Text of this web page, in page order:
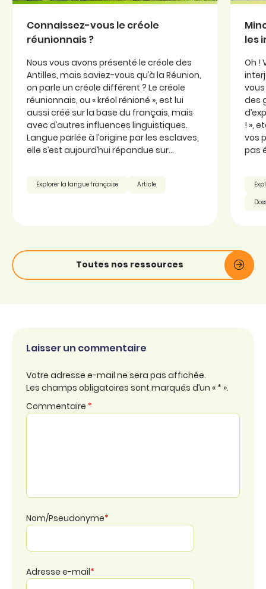
Connaissez-vous le créole
réunionnais ?
Nous vous avons présenté le créole des
Antilles, mais saviez-vous qu’à la Réunion,
on parle un créole différent ? Le créole
réunionnais, ou « kréol rénioné », est lui
aussi créé sur la base du français, mais
avec d’autres influences linguistiques.
Langue parlée à l’origine par les esclaves,
elle s’est aujourd’hui répandue sur...
Explorer la langue française Article
les
Oh !
des
! »,
vos
pas
Toutes nos ressources
Laisser un commentaire
Votre adresse e-mail ne sera pas affichée.
Les champs obligatoires sont marqués d’un « * ».
Commentaire *
Nom/Pseudonyme*
Adresse e-mail*